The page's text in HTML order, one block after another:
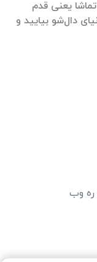
یعنی قدم
دال‌شو بیایید و
ره وب